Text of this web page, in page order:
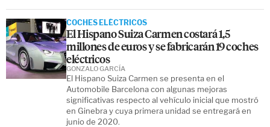
COCHES ELÉCTRICOS
El Hispano Suiza Carmen costará 1,5
millones de euros y se fabricarán 19 coches
eléctricos
El Hispano Suiza Carmen se presenta en el
Automobile Barcelona con algunas mejoras
significativas respecto al vehículo inicial que mostró
en Ginebra y cuya primera unidad se entregará en
junio de 2020.
GONZALO GARCÍA